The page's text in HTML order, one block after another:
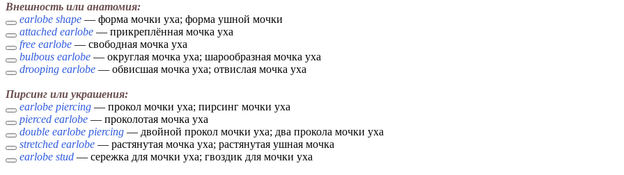
Внешность или анатомия:
earlobe shape — форма мочки уха; форма ушной мочки
attached earlobe — прикреплённая мочка уха
free earlobe — свободная мочка уха
bulbous earlobe — округлая мочка уха; шарообразная мочка уха
drooping earlobe — обвисшая мочка уха; отвислая мочка уха
Пирсинг или украшения:
earlobe piercing — прокол мочки уха; пирсинг мочки уха
pierced earlobe — проколотая мочка уха
double earlobe piercing — двойной прокол мочки уха; два прокола мочки уха
stretched earlobe — растянутая мочка уха; растянутая ушная мочка
earlobe stud — сережка для мочки уха; гвоздик для мочки уха